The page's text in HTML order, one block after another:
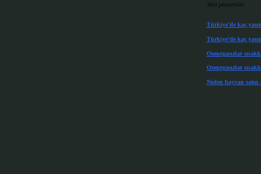
Son yorumlar
Türkiye’de kaç
Türkiye’de kaç
Omurgasızlar
Omurgasızlar
Neden hayvan satın